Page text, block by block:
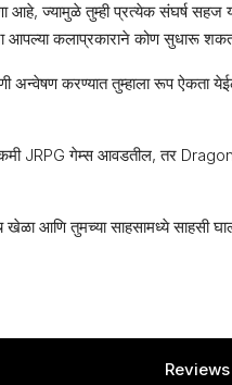
आहे, ज्यामुळे तुम्ही प्रत्येक संघर्ष
आपल्या कलाप्रकाराने कोण सुधारू
अन्वेषण करण्यात तुम्हाला रूप ऐकता
कमी JRPG गेम्स आवडतील, तर
आणि तुमच्या साहसामध्ये साहसी